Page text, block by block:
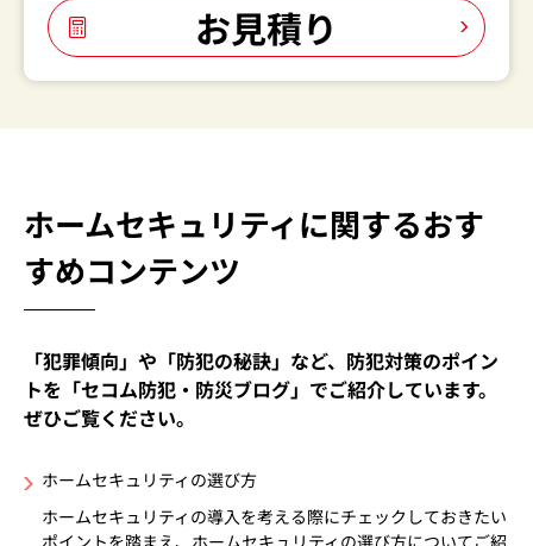
お見積り
ホームセキュリティに関するおす
すめコンテンツ
「犯罪傾向」や「防犯の秘訣」など、防犯対策のポイン
トを「セコム防犯・防災ブログ」でご紹介しています。
ぜひご覧ください。
ホームセキュリティの選び方
ホームセキュリティの導入を考える際にチェックしておきたい